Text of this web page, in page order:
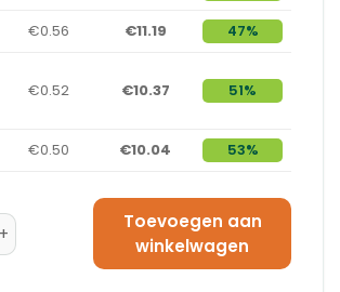
€0.56 €11.19
47%
€0.52 €10.37 51%
€0.50 €10.04 53%
Vouwdoos 310 x 220 x 300 - C-Golf
Toevoegen aan
winkelwagen